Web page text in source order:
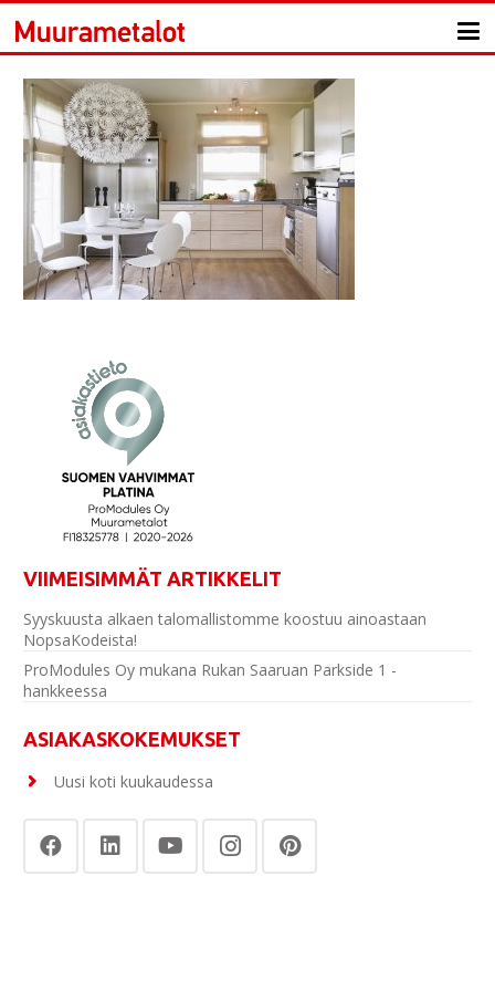
VIIMEISIMMÄT ARTIKKELIT
Syyskuusta alkaen talomallistomme koostuu ainoastaan
NopsaKodeista!
ProModules Oy mukana Rukan Saaruan Parkside 1 -
hankkeessa
ASIAKASKOKEMUKSET
Uusi koti kuukaudessa